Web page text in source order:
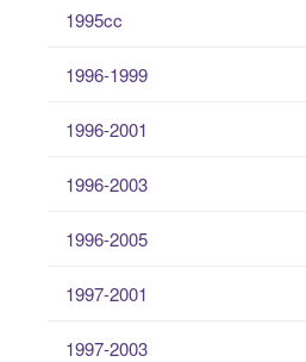
1995cc
1996-1999
1996-2001
1996-2003
1996-2005
1997-2001
1997-2003